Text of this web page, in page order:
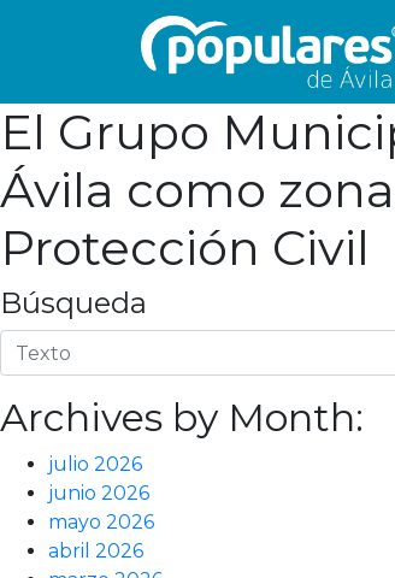
El Grupo
Ávila como
Protección Civil
Búsqueda
Archives by Month:
julio 2026
junio 2026
mayo 2026
abril 2026